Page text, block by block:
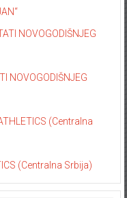
NOVOGODIŠNJEG
NOVOGODIŠNJEG
(Centralna
(Centralna Srbija)